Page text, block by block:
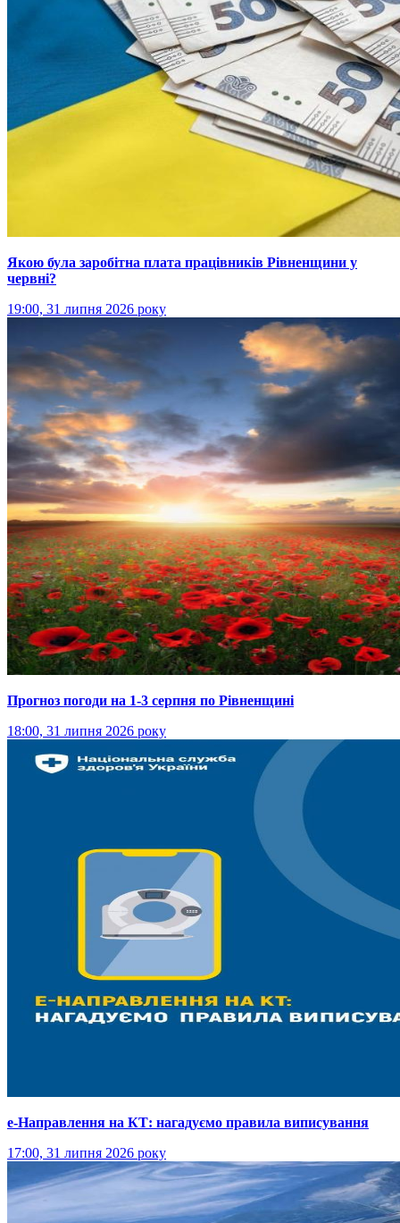
Якою була заробітна плата працівників Рівненщини у
червні?
19:00, 31 липня 2026 року
Прогноз погоди на 1-3 серпня по Рівненщині
18:00, 31 липня 2026 року
е-Направлення на КТ: нагадуємо правила виписування
17:00, 31 липня 2026 року